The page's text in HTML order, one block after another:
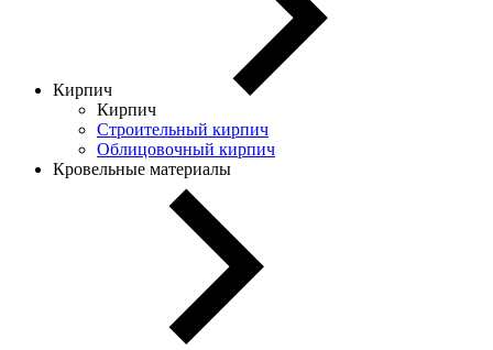
Кирпич
Кирпич
Строительный кирпич
Облицовочный кирпич
Кровельные материалы